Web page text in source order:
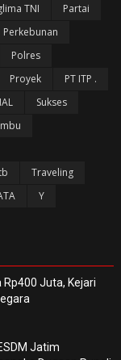
TNI
Partai
Perkebunan
Polres
Proyek
PT ITP .
Sukses
Traveling
Y
Juta, Kejari
Jatim